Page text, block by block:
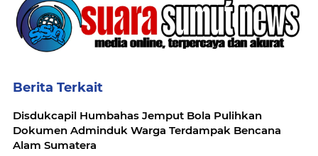
Berita Terkait
Disdukcapil Humbahas Jemput Bola Pulihkan
Dokumen Adminduk Warga Terdampak Bencana
Alam Sumatera